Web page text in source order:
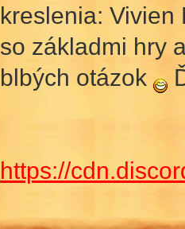
kreslenia: Vivien
so základmi hry
blbých otázok
https://